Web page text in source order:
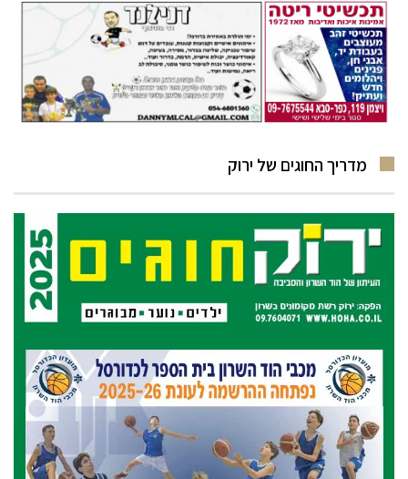
מדריך החוגים של ירוק